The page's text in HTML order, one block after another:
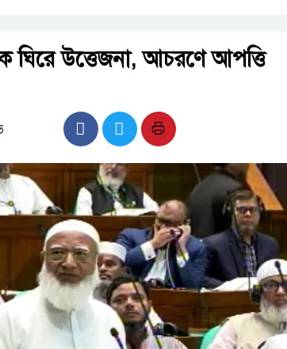
ঘিরে উত্তেজনা, আচরণে আপত্তি